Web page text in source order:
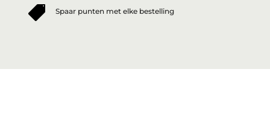
 Spaar punten met elke bestelling